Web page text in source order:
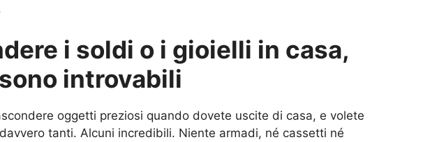
i soldi o i gioielli in casa,
introvabili
oggetti preziosi quando dovete uscite di casa, e volete
tanti. Alcuni incredibili. Niente armadi, né cassetti né